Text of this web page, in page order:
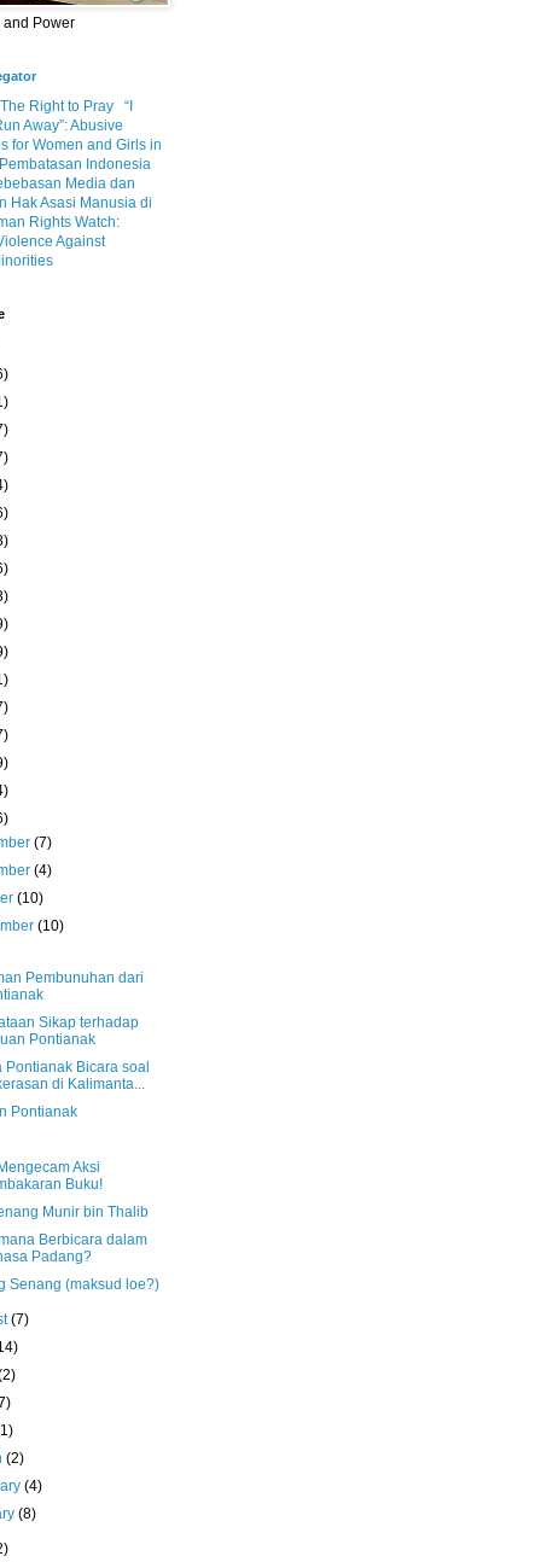
and Power
Right to Pray
“I
Away”: Abusive
for Women and Girls in
Pembatasan Indonesia
Media dan
Hak Asasi Manusia di
Rights Watch:
Against
(7)
(4)
(10)
(10)
Pembunuhan dari
Sikap terhadap
Pontianak
Pontianak Bicara soal
di Kalimanta...
Pontianak
Aksi
Buku!
Munir bin Thalib
Berbicara dalam
Padang?
Senang (maksud loe?)
(7)
(2)
(4)
(8)